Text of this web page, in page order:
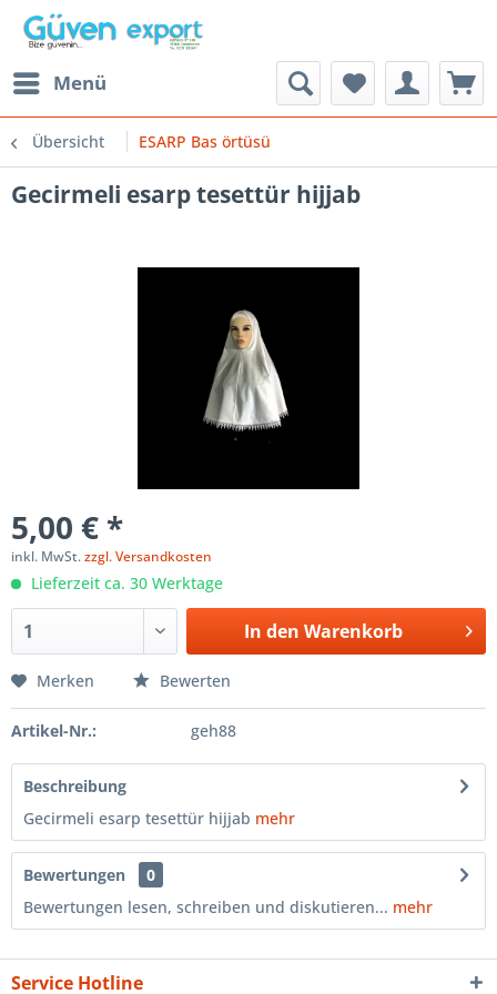
Menü
Übersicht ESARP Bas örtüsü
Gecirmeli esarp tesettür hijjab
5,00 € *
inkl. MwSt.zzgl. Versandkosten
Lieferzeit ca. 30 Werktage
In den Warenkorb
Merken Bewerten
Artikel-Nr.: geh88
Beschreibung
Gecirmeli esarp tesettür hijjab mehr
Bewertungen
0
Bewertungen lesen, schreiben und diskutieren... mehr
Service Hotline